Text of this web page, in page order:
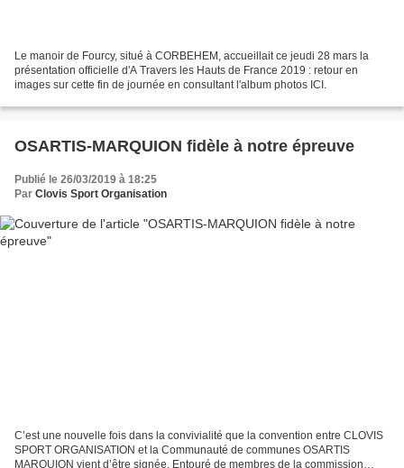
Le manoir de Fourcy, situé à CORBEHEM, accueillait ce jeudi 28 mars la
présentation officielle d'A Travers les Hauts de France 2019 : retour en
images sur cette fin de journée en consultant l'album photos ICI.
OSARTIS-MARQUION fidèle à notre épreuve
Publié le 26/03/2019 à 18:25
Par Clovis Sport Organisation
C’est une nouvelle fois dans la convivialité que la convention entre CLOVIS
SPORT ORGANISATION et la Communauté de communes OSARTIS
MARQUION vient d’être signée. Entouré de membres de la commission